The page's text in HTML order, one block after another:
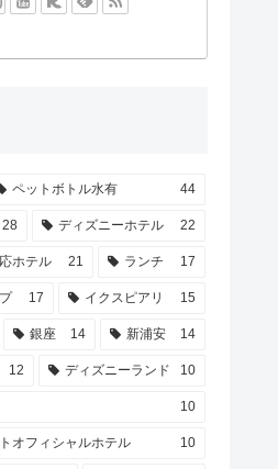
ペットボトル水有 44
28 ディズニーホテル 22
ホテル 21 ランチ 17
17 イクスピアリ 15
銀座 14 新浦安 14
12 ディズニーランド 10
10
オフィシャルホテル 10